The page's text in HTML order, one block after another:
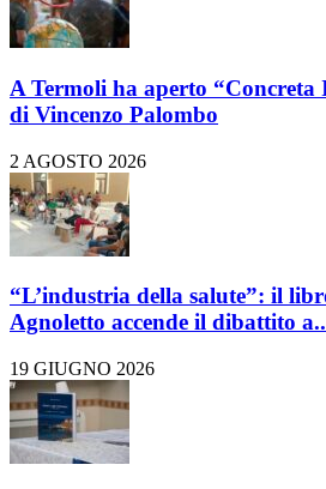
A Termoli ha aperto “Concreta
di Vincenzo Palombo
2 AGOSTO 2026
“L’industria della salute”: il
Agnoletto accende il dibattito
19 GIUGNO 2026